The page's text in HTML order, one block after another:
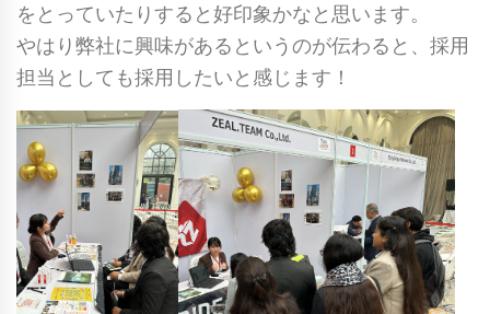
をとっていたりすると好印象かなと思います。
やはり弊社に興味があるというのが伝わると、採用
担当としても採用したいと感じます！